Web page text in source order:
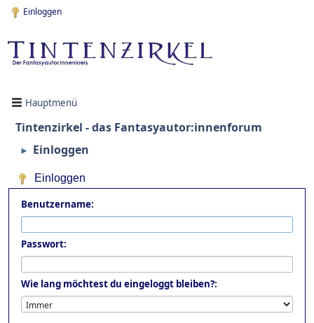
Einloggen
Hauptmenü
Tintenzirkel - das Fantasyautor:innenforum
► Einloggen
Einloggen
Benutzername:
Passwort:
Wie lang möchtest du eingeloggt bleiben?: